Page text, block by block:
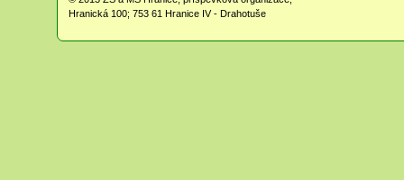
Hranická 100; 753 61 Hranice IV - Drahotuše